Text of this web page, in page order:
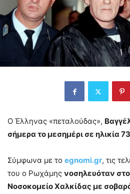
Ο Έλληνας «πεταλούδας»,
σήμερα το μεσημέρι σε ηλικία
Σύμφωνα με το egnomi.gr, τις
του ο Ρωχάμης νοσηλευόταν στο
Νοσοκομείο Χαλκίδας με